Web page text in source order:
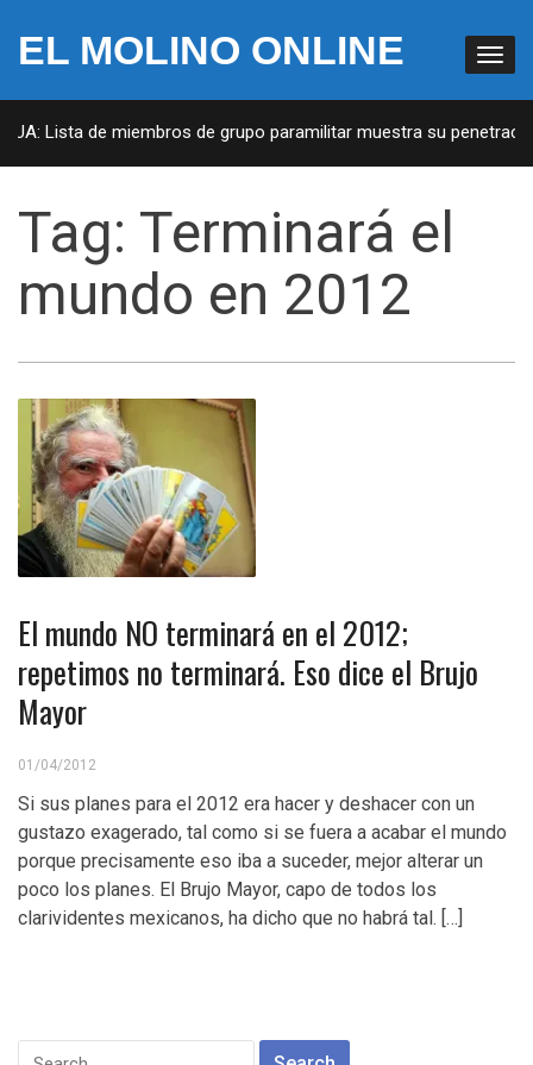
EL MOLINO ONLINE
Lista de miembros de grupo paramilitar muestra su
Tag: Terminará el
mundo en 2012
El mundo NO terminará en el 2012;
repetimos no terminará. Eso dice el Brujo
Mayor
01/04/2012
Si sus planes para el 2012 era hacer y deshacer con un
gustazo exagerado, tal como si se fuera a acabar el mundo
porque precisamente eso iba a suceder, mejor alterar un
poco los planes. El Brujo Mayor, capo de todos los
clarividentes mexicanos, ha dicho que no habrá tal. […]
Search